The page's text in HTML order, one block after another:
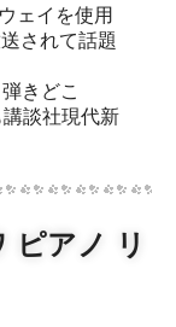
ェイを使用
されて話題
きどこ
談社現代新
ピアノ リ